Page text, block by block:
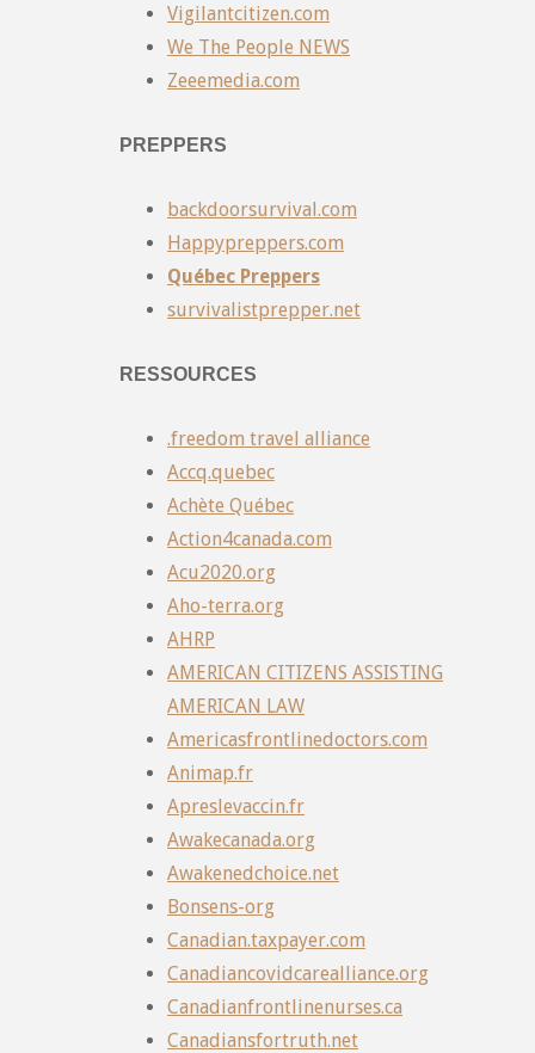
Vigilantcitizen.com
We The People NEWS
Zeeemedia.com
PREPPERS
backdoorsurvival.com
Happypreppers.com
Québec Preppers
survivalistprepper.net
RESSOURCES
.freedom travel alliance
Accq.quebec
Achète Québec
Action4canada.com
Acu2020.org
Aho-terra.org
AHRP
AMERICAN CITIZENS ASSISTING
AMERICAN LAW
Americasfrontlinedoctors.com
Animap.fr
Apreslevaccin.fr
Awakecanada.org
Awakenedchoice.net
Bonsens-org
Canadian.taxpayer.com
Canadiancovidcarealliance.org
Canadianfrontlinenurses.ca
Canadiansfortruth.net